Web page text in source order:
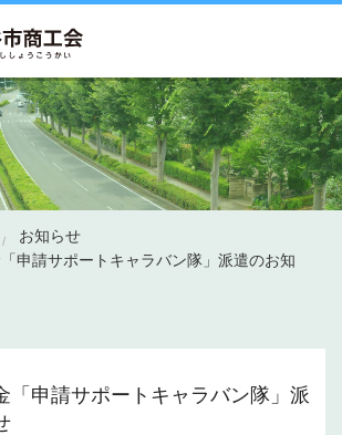
お知らせ
申請サポートキャラバン隊」派遣のお知
「申請サポートキャラバン隊」派